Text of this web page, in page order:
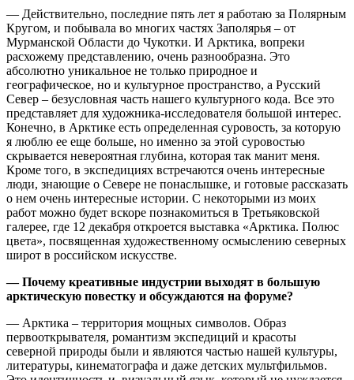
— Действительно, последние пять лет я работаю за Полярным
Кругом, и побывала во многих частях Заполярья – от
Мурманской Области до Чукотки. И Арктика, вопреки
расхожему представлению, очень разнообразна. Это
абсолютно уникальное не только природное и
географическое, но и культурное пространство, а Русский
Север – безусловная часть нашего культурного кода. Все это
представляет для художника-исследователя большой интерес.
Конечно, в Арктике есть определенная суровость, за которую
я люблю ее еще больше, но именно за этой суровостью
скрывается невероятная глубина, которая так манит меня.
Кроме того, в экспедициях встречаются очень интересные
люди, знающие о Севере не понаслышке, и готовые рассказать
о нем очень интересные истории. С некоторыми из моих
работ можно будет вскоре познакомиться в Третьяковской
галерее, где 12 декабря откроется выставка «Арктика. Полюс
цвета», посвященная художественному осмыслению северных
широт в российском искусстве.
— Почему креативные индустрии выходят в большую
арктическую повестку и обсуждаются на форуме?
— Арктика – территория мощных символов. Образ
первооткрывателя, романтизм экспедиций и красоты
северной природы были и являются частью нашей культуры,
литературы, кинематографа и даже детских мультфильмов.